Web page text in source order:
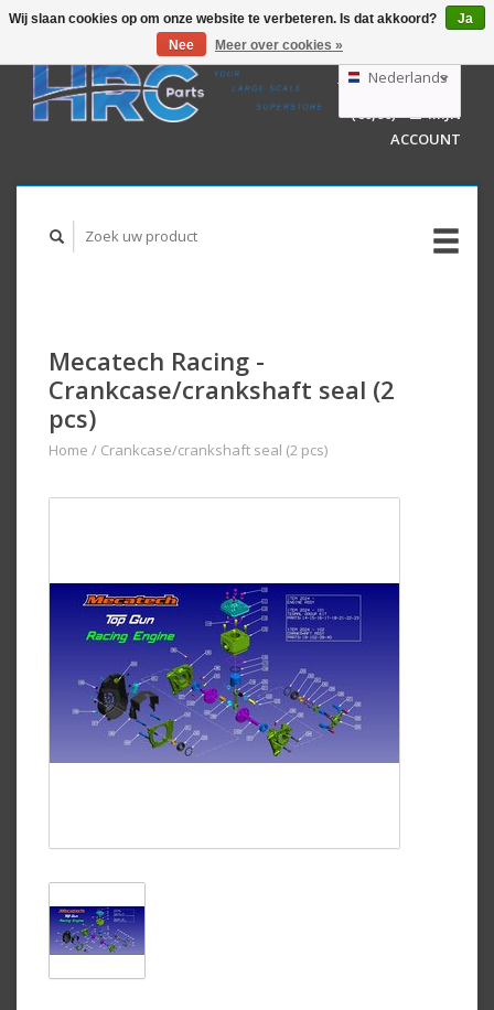
GBP
AUD
Nederlands
Deutsch
English
WINKELWAGEN
(€0,00)
MIJN
ACCOUNT
Mecatech Racing -
Crankcase/crankshaft seal (2
pcs)
Home / Crankcase/crankshaft seal (2 pcs)
Wij slaan cookies op om onze website te verbeteren. Is dat akkoord?
Ja
Nee
Meer over cookies »